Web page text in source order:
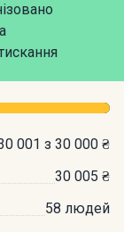
001 з 30 000 ₴
30 005 ₴
58 людей